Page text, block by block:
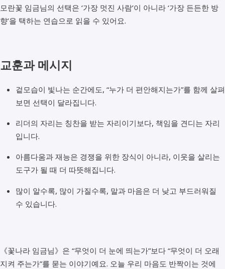
모란꽃 임금님의 선택은 ‘가장 멋진 사람’이 아니라 ‘가장 든든한 방
향’을 택하는 연습으로 읽을 수 있어요.
교훈과 메시지
겉모습이 빛나는 순간에도, “누가 더 편안해지는가”를 함께 살펴
보면 선택이 달라집니다.
리더의 자리는 칭찬을 받는 자리이기보다, 책임을 견디는 자리
입니다.
아름다움과 재능은 경쟁을 위한 장식이 아니라, 이웃을 살리는
도구가 될 때 더 따뜻해집니다.
많이 알수록, 많이 가질수록, 말과 마음은 더 낮고 부드러워질
수 있습니다.
《꽃나라 임금님》은 “무엇이 더 눈에 띄는가”보다 “무엇이 더 오래
지켜 주는가”를 묻는 이야기예요. 오늘 우리 마음도 반짝이는 것에